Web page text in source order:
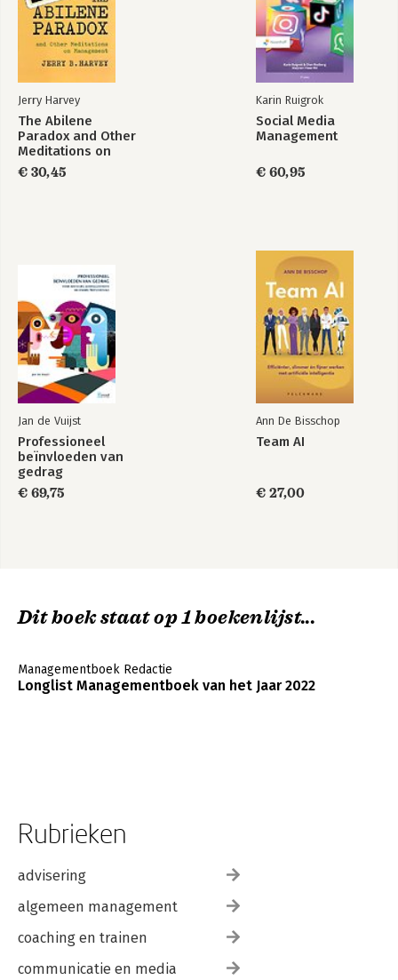
5 Strategische Stappen-Canvas
OPME Canvas
OPME Roadmap
Bouw je eigen craft-Canvas
Over de auteurs
Literatuurlijst
Noten
Jerry Harvey
The Abilene
Paradox and Other
Meditations on
Management
€ 30,45
Karin Ruigrok
Social Media
Management
€ 60,95
Jan de Vuijst
Professioneel
beïnvloeden van
gedrag
€ 69,75
Ann De Bisschop
Team AI
€ 27,00
Dit boek staat op 1 boekenlijst...
Managementboek Redactie
Longlist Managementboek van het Jaar 2022
Rubrieken
advisering
algemeen management
coaching en trainen
communicatie en media